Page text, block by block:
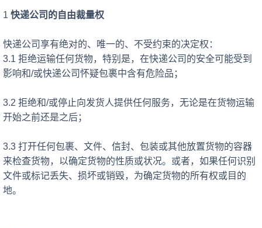
1 快递公司的自由裁量权
快递公司享有绝对的、唯一的、不受约束的决定权：
3.1 拒绝运输任何货物，特别是，在快递公司的安全可能受到
影响和/或快递公司怀疑包裹中含有危险品；
3.2 拒绝和/或停止向发货人提供任何服务，无论是在货物运输
开始之前还是之后；
3.3 打开任何包裹、文件、信封、包装或其他放置货物的容器
来检查货物，以确定货物的性质或状况。或者，如果任何识别
文件或标记丢失、损坏或销毁，为确定货物的所有权或目的
地。